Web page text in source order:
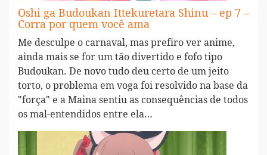
Oshi ga Budoukan Ittekuretara Shinu – ep 7 –
Corra por quem você ama
Me desculpe o carnaval, mas prefiro ver anime,
ainda mais se for um tão divertido e fofo tipo
Budoukan. De novo tudo deu certo de um jeito
torto, o problema em voga foi resolvido na base da
"força" e a Maina sentiu as consequências de todos
os mal-entendidos entre ela…